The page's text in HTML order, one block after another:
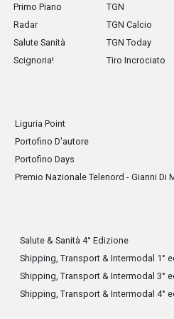
Primo Piano
Radar
Salute Sanità
Scignoria!
TGN
TGN Calcio
TGN Today
Tiro Incrociato
Liguria Point
Portofino D'autore
Portofino Days
Premio Nazionale Telenord - Gianni Di
Salute & Sanità 4° Edizione
Shipping, Transport & Intermodal 1°
Shipping, Transport & Intermodal 3°
Shipping, Transport & Intermodal 4°